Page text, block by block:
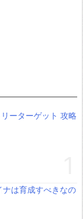
ーターゲット 攻略
ナは育成すべきなの